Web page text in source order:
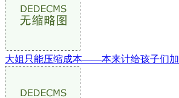
大姐只能压缩成本——本来计给孩子们加